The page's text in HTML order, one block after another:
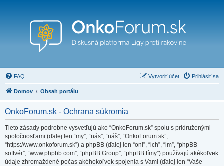
FAQ Prihlásiť sa
Vytvoriť účet
Domov Obsah portálu
OnkoForum.sk - Ochrana súkromia
Tieto zásady podrobne vysvetľujú ako “OnkoForum.sk” spolu s pridruženými
spoločnosťami (ďalej len “my”, “nás”, “náš”, “OnkoForum.sk”,
“https://www.onkoforum.sk”) a phpBB (ďalej len “oni”, “ich”, “im”, “phpBB
softvér”, “www.phpbb.com”, “phpBB Group”, “phpBB tímy”) používajú akékoľvek
údaje zhromaždené počas akéhokoľvek spojenia s Vami (ďalej len “Vaše